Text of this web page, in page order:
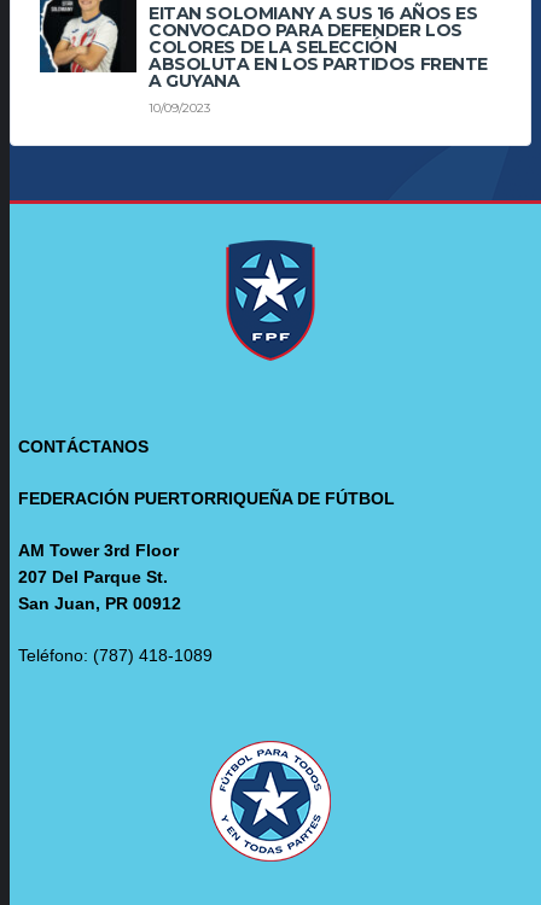
EITAN SOLOMIANY A SUS 16 AÑOS ES
CONVOCADO PARA DEFENDER LOS
COLORES DE LA SELECCIÓN
ABSOLUTA EN LOS PARTIDOS FRENTE
A GUYANA
10/09/2023
CONTÁCTANOS
FEDERACIÓN PUERTORRIQUEÑA DE FÚTBOL
AM Tower 3rd Floor
207 Del Parque St.
San Juan, PR 00912
Teléfono: (787) 418-1089